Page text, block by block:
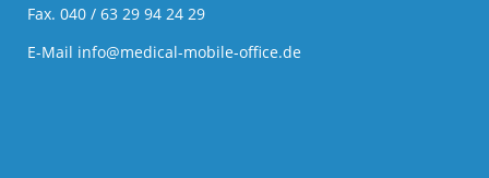
Fax. 040 / 63 29 94 24 29
E-Mail info@medical-mobile-office.de